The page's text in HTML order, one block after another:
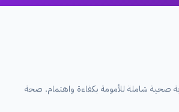
صحية شاملة للأمومة بكفاءة واهتمام. صحة